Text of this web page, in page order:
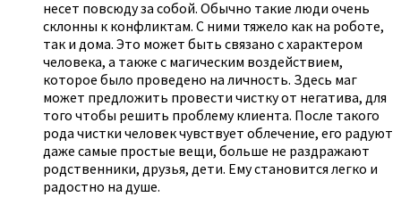
несет повсюду за собой. Обычно такие люди очень
склонны к конфликтам. С ними тяжело как на роботе,
так и дома. Это может быть связано с характером
человека, а также с магическим воздействием,
которое было проведено на личность. Здесь маг
может предложить провести чистку от негатива, для
того чтобы решить проблему клиента. После такого
рода чистки человек чувствует облечение, его радуют
даже самые простые вещи, больше не раздражают
родственники, друзья, дети. Ему становится легко и
радостно на душе.